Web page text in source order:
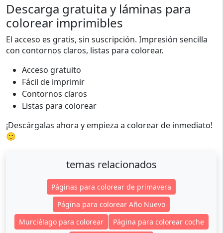
Descarga gratuita y láminas para
colorear imprimibles
El acceso es gratis, sin suscripción. Impresión sencilla
con contornos claros, listas para colorear.
Acceso gratuito
Fácil de imprimir
Contornos claros
Listas para colorear
¡Descárgalas ahora y empieza a colorear de inmediato!
🙂
temas relacionados
Páginas para colorear de primavera
Página para colorear Año Nuevo
Murciélago para colorear
Página para colorear coche